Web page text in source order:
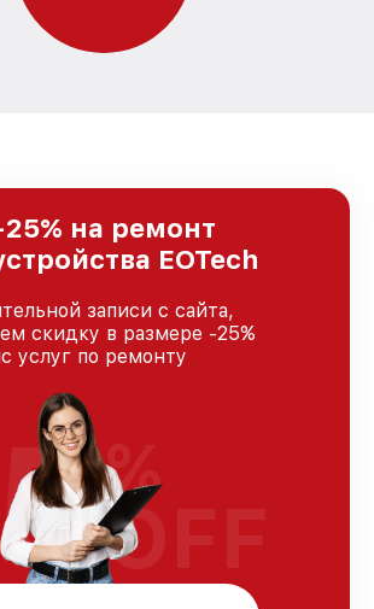
на ремонт
EOTech
записи с сайта,
скидку в размере -25%
услуг по ремонту
%
OFF